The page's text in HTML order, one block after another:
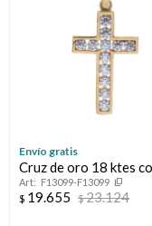
Envío gratis
Cruz de oro 18 ktes
circonias.
F13099-F13099
$ 19.655 $23.124